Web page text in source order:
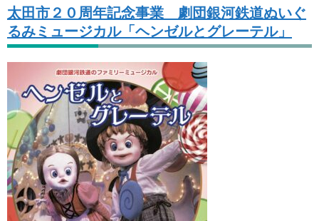
太田市２０周年記念事業 劇団銀河鉄道ぬいぐ
るみミュージカル「ヘンゼルとグレーテル」